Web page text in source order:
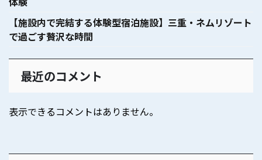
【施設内で完結する体験型宿泊施設】三重・ネムリゾート
で過ごす贅沢な時間
最近のコメント
表示できるコメントはありません。